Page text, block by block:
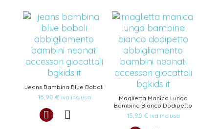
Jeans Bambina Blue Boboli
15,90 € iva inclusa
Maglietta Manica Lunga
Bambina Bianco Dodipetto
15,90 € iva inclusa